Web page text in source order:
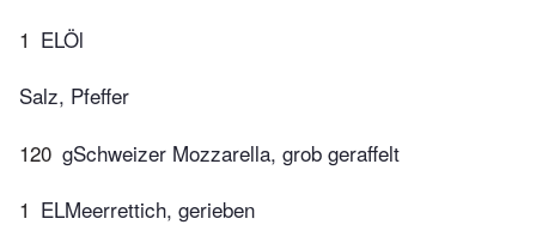
1 ELÖl
Salz, Pfeffer
120 gSchweizer Mozzarella, grob geraffelt
1 ELMeerrettich, gerieben